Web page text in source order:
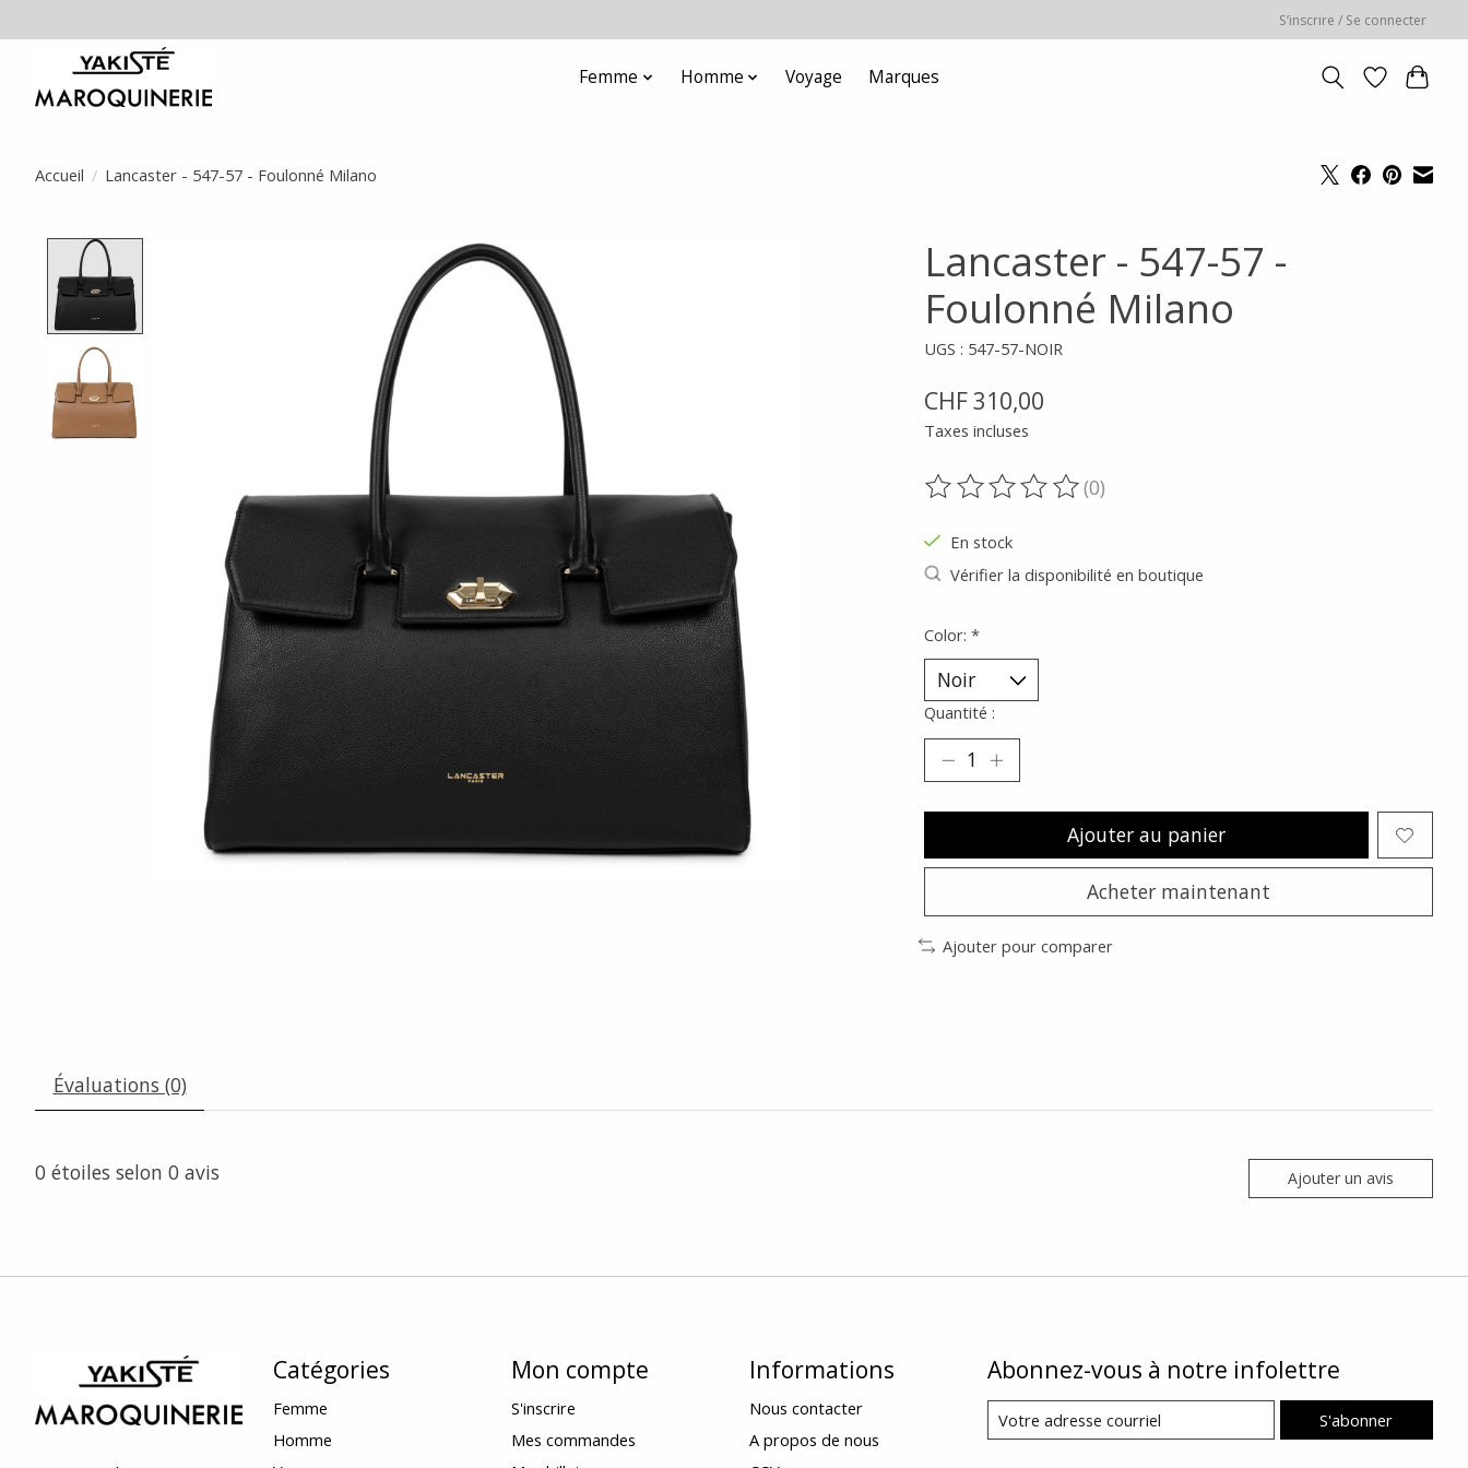
S’inscrire / Se connecter
Femme Homme Voyage Marques
Accueil / Lancaster - 547-57 - Foulonné Milano
Lancaster - 547-57 -
Foulonné Milano
UGS : 547-57-NOIR
CHF 310,00
Taxes incluses
Ce produit est évalué à
(0)
En stock
Vérifier la disponibilité en boutique
Color: *
Quantité :
Ajouter au panier
Acheter maintenant
Ajouter pour comparer
Évaluations (0)
0 étoiles selon 0 avis Ajouter un avis
Catégories
Femme
Homme
Mon compte
S'inscrire
Mes commandes
Informations
Nous contacter
A propos de nous
Abonnez-vous à notre infolettre
S'abonner